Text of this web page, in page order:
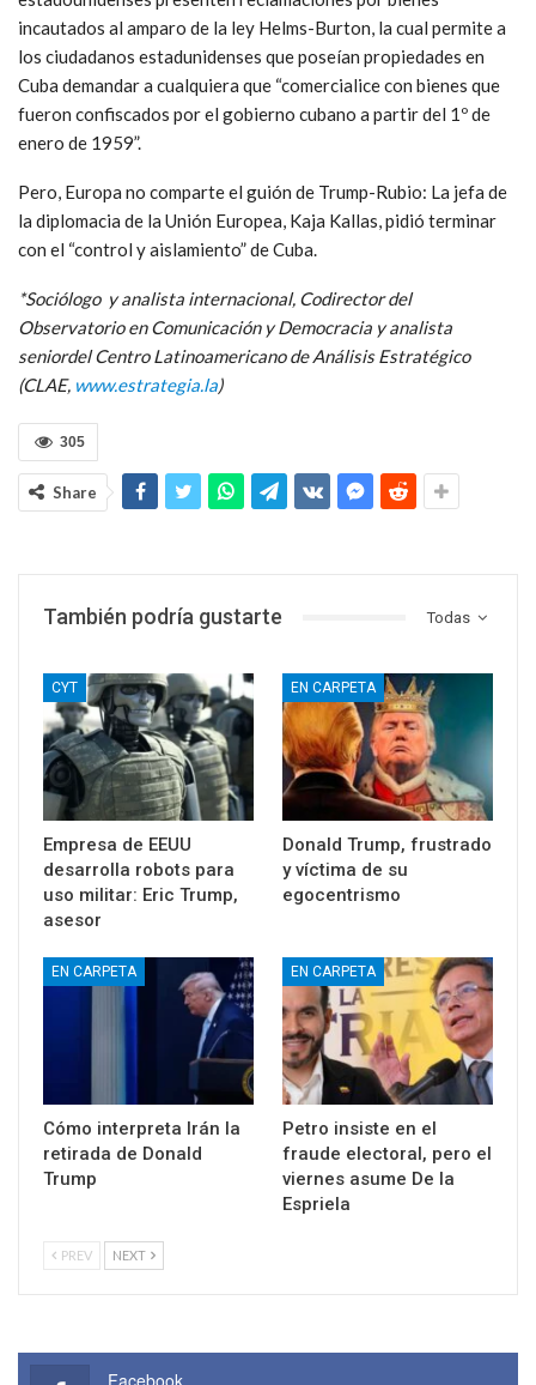
incautados al amparo de la ley Helms-Burton, la cual permite a
los ciudadanos estadunidenses que poseían propiedades en
Cuba demandar a cualquiera que “comercialice con bienes que
fueron confiscados por el gobierno cubano a partir del 1º de
enero de 1959”.
Pero, Europa no comparte el guión de Trump-Rubio: La jefa de
la diplomacia de la Unión Europea, Kaja Kallas, pidió terminar
con el “control y aislamiento” de Cuba.
*Sociólogo y analista internacional, Codirector del
Observatorio en Comunicación y Democracia y analista
seniordel Centro Latinoamericano de Análisis Estratégico
(CLAE, www.estrategia.la)
305
Share
Todas
También podría gustarte
CYT
Empresa de EEUU
desarrolla robots para
uso militar: Eric Trump,
asesor
EN CARPETA
Donald Trump, frustrado
y víctima de su
egocentrismo
EN CARPETA
Cómo interpreta Irán la
retirada de Donald
Trump
EN CARPETA
Petro insiste en el
fraude electoral, pero el
viernes asume De la
Espriela
PREV NEXT